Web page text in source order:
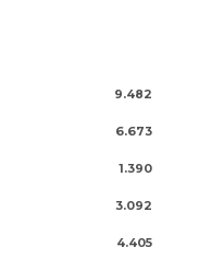
9.482
6.673
1.390
3.092
4.405